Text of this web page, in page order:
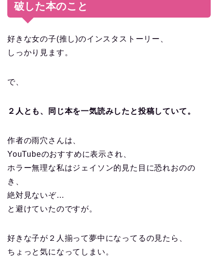
破した本のこと
好きな女の子(推し)のインスタストーリー、
しっかり見ます。
で、
２人とも、同じ本を一気読みしたと投稿していて。
作者の雨穴さんは、
YouTubeのおすすめに表示され、
ホラー無理な私はジェイソン的見た目に恐れおのの
き、
絶対見ないぞ…
と避けていたのですが。
好きな子が２人揃って夢中になってるの見たら、
ちょっと気になってしまい。